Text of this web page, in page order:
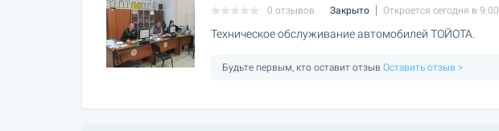
0 отзывов Закрыто Откроется сегодня в 9:00
Техническое обслуживание автомобилей ТОЙОТА.
Будьте первым, кто оставит отзыв Оставить отзыв >